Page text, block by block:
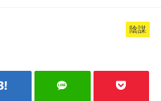
陰謀